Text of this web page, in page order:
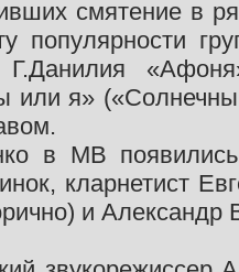
смятение в
популярности
или я»
в МВ
кларнетист
и